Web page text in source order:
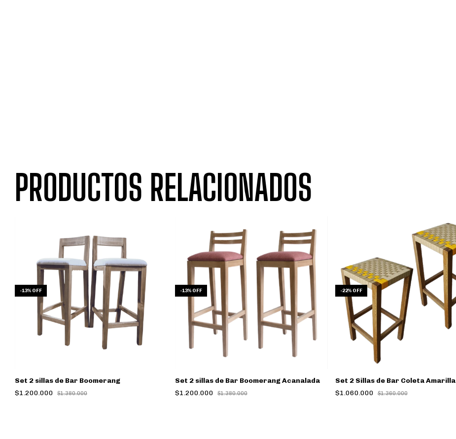
PRODUCTOS RELACIONADOS
-13% OFF
Set 2 sillas de Bar Boomerang
$1.200.000
$1.380.000
-13% OFF
Set 2 sillas de Bar Boomerang Acanalada
$1.200.000
$1.380.000
-22% OFF
Set 2 Sillas de Bar Coleta Amarilla
$1.060.000
$1.360.000